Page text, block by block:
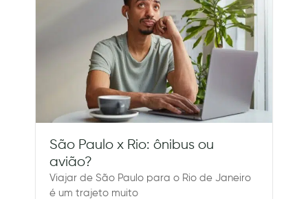
São Paulo x Rio: ônibus ou
avião?
Viajar de São Paulo para o Rio de Janeiro
é um trajeto muito